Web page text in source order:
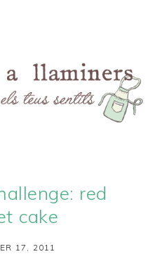
red
cake
17, 2011